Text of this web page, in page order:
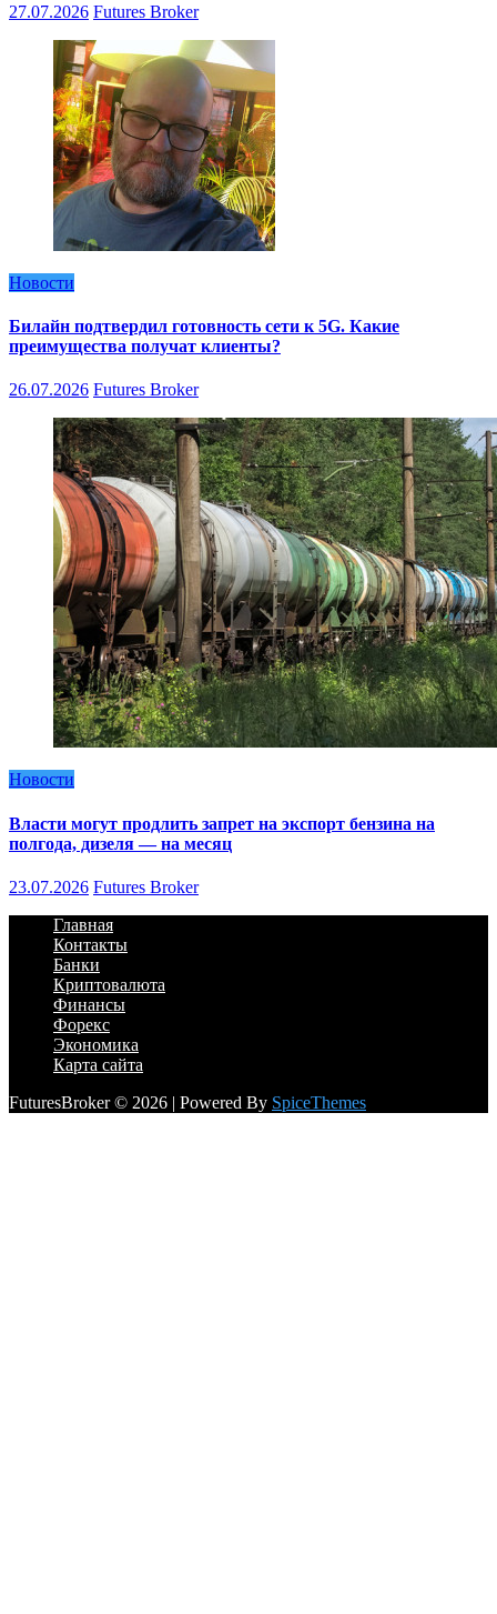
27.07.2026 Futures Broker
Новости
Билайн подтвердил готовность сети к 5G. Какие
преимущества получат клиенты?
26.07.2026 Futures Broker
Новости
Власти могут продлить запрет на экспорт бензина на
полгода, дизеля — на месяц
23.07.2026 Futures Broker
Главная
Контакты
Банки
Криптовалюта
Финансы
Форекс
Экономика
Карта сайта
FuturesBroker © 2026 | Powered By SpiceThemes